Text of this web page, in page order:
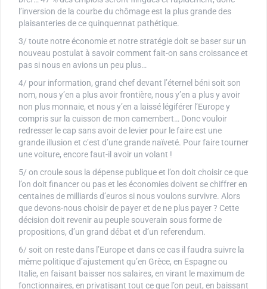
l’inversion de la courbe du chômage est la plus grande des
plaisanteries de ce quinquennat pathétique.
3/ toute notre économie et notre stratégie doit se baser sur un
nouveau postulat à savoir comment fait-on sans croissance et
pas si nous en avions un peu plus…
4/ pour information, grand chef devant l’éternel béni soit son
nom, nous y’en a plus avoir frontière, nous y’en a plus y avoir
non plus monnaie, et nous y’en a laissé légiférer l’Europe y
compris sur la cuisson de mon camembert… Donc vouloir
redresser le cap sans avoir de levier pour le faire est une
grande illusion et c’est d’une grande naïveté. Pour faire tourner
une voiture, encore faut-il avoir un volant !
5/ on croule sous la dépense publique et l’on doit choisir ce que
l’on doit financer ou pas et les économies doivent se chiffrer en
centaines de milliards d’euros si nous voulons survivre. Alors
que devons-nous choisir de payer et de ne plus payer ? Cette
décision doit revenir au peuple souverain sous forme de
propositions, d’un grand débat et d’un referendum.
6/ soit on reste dans l’Europe et dans ce cas il faudra suivre la
même politique d’ajustement qu’en Grèce, en Espagne ou
Italie, en faisant baisser nos salaires, en virant le maximum de
fonctionnaires, en privatisant tout ce que l’on peut, en baissant